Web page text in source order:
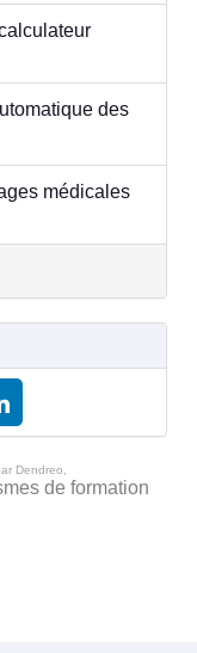
des
médicales
Dendreo,
de formation